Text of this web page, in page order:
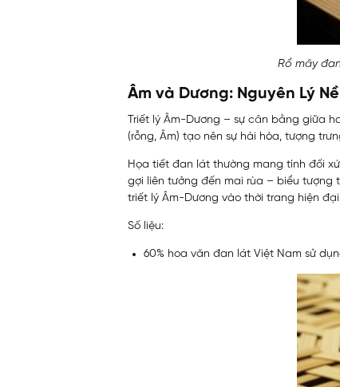
Rổ mây
Âm và Dương: Nguyên Lý
Triết lý Âm-Dương – sự cân bằng giữa
(rỗng, Âm) tạo nên sự hài hòa, tượng
Họa tiết đan lát thường mang tính đối
gợi liên tưởng đến mai rùa – biểu tượng
triết lý Âm-Dương vào thời trang hiện
Số liệu:
60% hoa văn đan lát Việt Nam sử